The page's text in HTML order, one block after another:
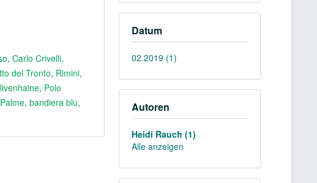
Datum
02.2019 (1)
Autoren
Heidi Rauch (1)
Alle anzeigen
,Carlo Crivelli,
del Tronto, Rimini,
, Polo
,bandiera blu,